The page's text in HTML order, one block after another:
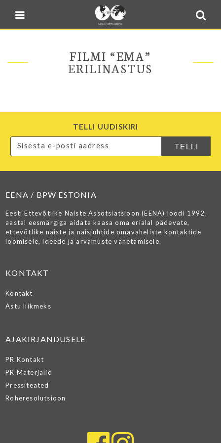
Sulge menüü
Blogi
E-pood
Minu BPW
FILMI “EMA”
ERILINASTUS
TELLI UUDISKIRI
EENA / BPW ESTONIA
Eesti Ettevõtlike Naiste Assotsiatsioon (EENA) loodi 1992.
aastal eesmärgiga aidata kaasa oma erialal pädevate,
ettevõtlike naiste ja naisjuhtide omavaheliste kontaktide
loomisele, ideede ja arvamuste vahetamisele.
KONTAKT
Kontakt
Astu liikmeks
AJAKIRJANDUSELE
PR Kontakt
PR Materjalid
Pressiteated
Roheresolutsioon